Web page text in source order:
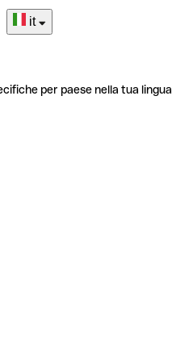
it
per paese nella tua lingua